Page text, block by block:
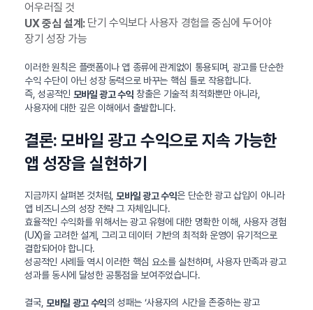
어우러질 것
UX 중심 설계:단기 수익보다 사용자 경험을 중심에 두어야
장기 성장 가능
이러한 원칙은 플랫폼이나 앱 종류에 관계없이 통용되며, 광고를 단순한
수익 수단이 아닌 성장 동력으로 바꾸는 핵심 틀로 작용합니다.
즉, 성공적인 모바일 광고 수익 창출은 기술적 최적화뿐만 아니라,
사용자에 대한 깊은 이해에서 출발합니다.
결론: 모바일 광고 수익으로 지속 가능한
앱 성장을 실현하기
지금까지 살펴본 것처럼, 모바일 광고 수익은 단순한 광고 삽입이 아니라
앱 비즈니스의 성장 전략 그 자체입니다.
효율적인 수익화를 위해서는 광고 유형에 대한 명확한 이해, 사용자 경험
(UX)을 고려한 설계, 그리고 데이터 기반의 최적화 운영이 유기적으로
결합되어야 합니다.
성공적인 사례들 역시 이러한 핵심 요소를 실천하며, 사용자 만족과 광고
성과를 동시에 달성한 공통점을 보여주었습니다.
결국, 모바일 광고 수익의 성패는 ‘사용자의 시간을 존중하는 광고